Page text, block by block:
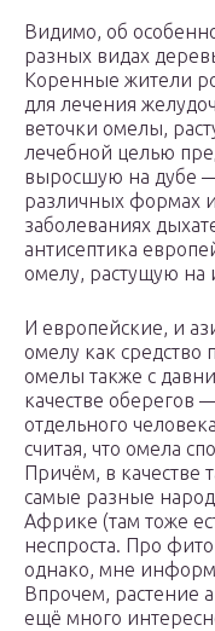
Видимо, об
разных видах
Коренные жители
для лечения
веточки омелы,
лечебной целью
выросшую на дубе
различных формах
заболеваниях
антисептика
омелу, растущую на
И европейские, и
омелу как средство
омелы также с
качестве оберегов
отдельного
считая, что омела
Причём, в качестве
самые разные
Африке (там тоже
неспроста. Про
однако, мне
Впрочем, растение
ещё много